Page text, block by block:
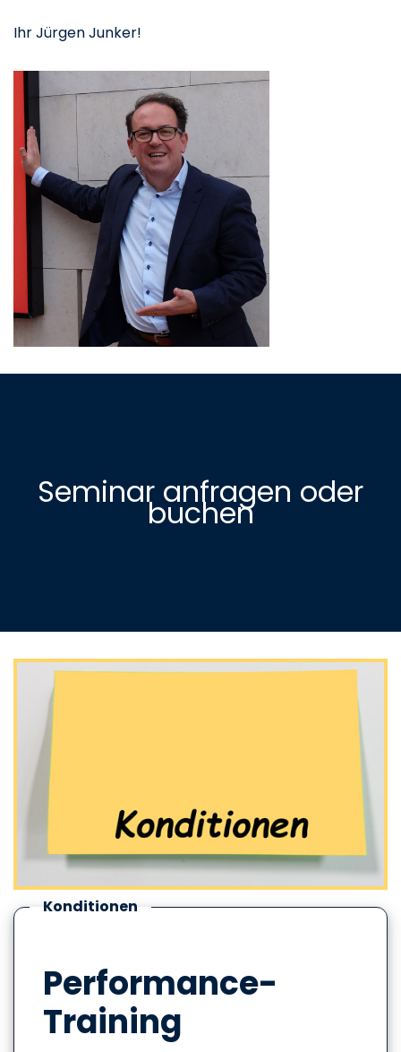
Ihr Jürgen Junker!
Seminar anfragen oder
buchen
Konditionen
Performance-
Training